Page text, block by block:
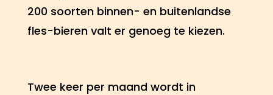
200 soorten binnen- en buitenlandse
fles-bieren valt er genoeg te kiezen.
Twee keer per maand wordt in